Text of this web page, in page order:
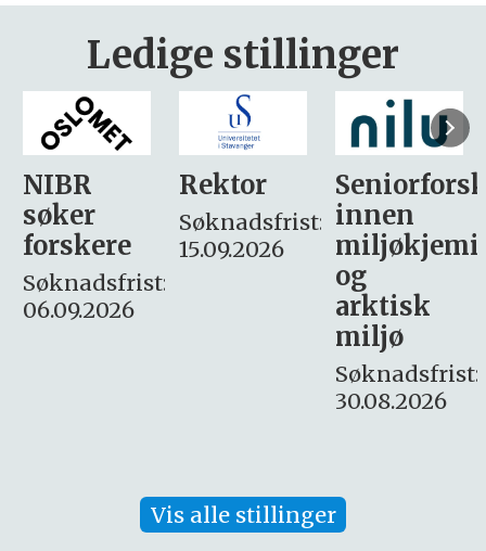
Ledige stillinger
Rektor
Søknadsfrist:
15.09.2026
Seniorforsker
innen
miljøkjemi
søker
– fast
Søknadsfrist:
16. august.
Vis alle stillinger